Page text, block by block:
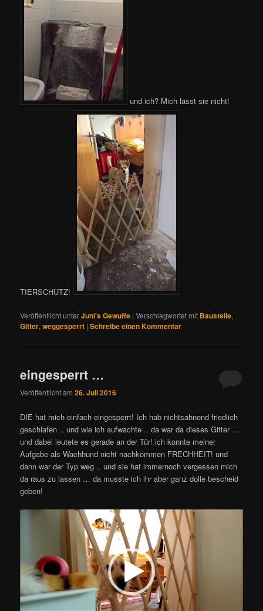
und ich? Mich lässt sie nicht!
TIERSCHUTZ!
Veröffentlicht unterJuni's Gewuffe |Verschlagwortet mit Baustelle,
Gitter,weggesperrt |Schreibe einen Kommentar
eingesperrt …
Veröffentlicht am26. Juli 2016
DIE hat mich einfach eingesperrt! Ich hab nichtsahnend friedlich
geschlafen .. und wie ich aufwachte .. da war da dieses Gitter …
und dabei leutete es gerade an der Tür! ich konnte meiner
Aufgabe als Wachhund nicht nachkommen FRECHHEIT! und
dann war der Typ weg .. und sie hat immernoch vergessen mich
da raus zu lassen … da musste ich ihr aber ganz dolle bescheid
geben!